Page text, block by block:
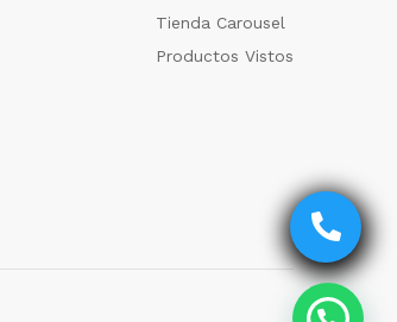
Tienda Carousel
Productos Vistos